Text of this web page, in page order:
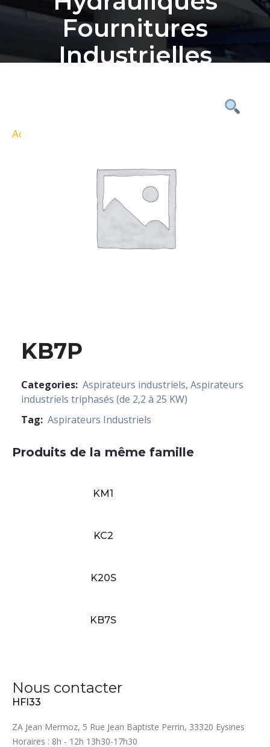
Fournitures
Industrielles
Accueil
KB7P
Categories: Aspirateurs industriels, Aspirateurs
industriels triphasés (de 2,2 à 25 KW)
Tag: Aspirateurs Industriels
Produits de la même famille
KM1
KC2
K20S
KB7S
Nous contacter
HFI33
ZA Jean Mermoz, 5 Rue Jean Baptiste Perrin, 33320 Eysines
Horaires : 8h - 12h 13h30-17h30